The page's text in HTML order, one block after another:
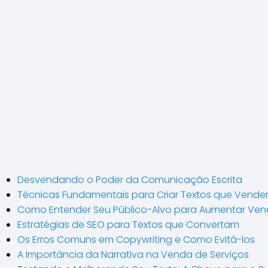
Desvendando o Poder da Comunicação Escrita
Técnicas Fundamentais para Criar Textos que
Como Entender Seu Público-Alvo para Aumentar
Estratégias de SEO para Textos que Convertam
Os Erros Comuns em Copywriting e Como Evitá-los
A Importância da Narrativa na Venda de Serviços